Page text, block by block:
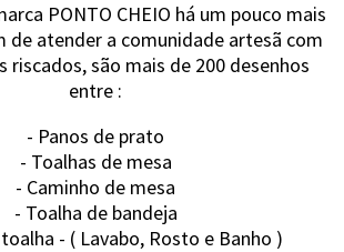
PONTO CHEIO há um pouco mais
de atender a comunidade artesã com
riscados, são mais de 200 desenhos
entre :
- Panos de prato
- Toalhas de mesa
- Caminho de mesa
- Toalha de bandeja
- ( Lavabo, Rosto e Banho )